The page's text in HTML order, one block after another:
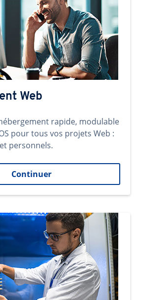
Web
rapide, modulable
pour tous vos projets Web :
personnels.
Continuer